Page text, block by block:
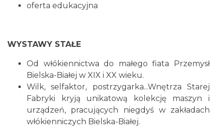
oferta edukacyjna
WYSTAWY STAŁE
Od włókiennictwa do małego fiata Przemysł
Bielska-Białej w XIX i XX wieku.
Wilk, selfaktor, postrzygarka...Wnętrza Starej
Fabryki kryją unikatową kolekcję maszyn i
urządzeń, pracujących niegdyś w zakładach
włókienniczych Bielska-Białej.